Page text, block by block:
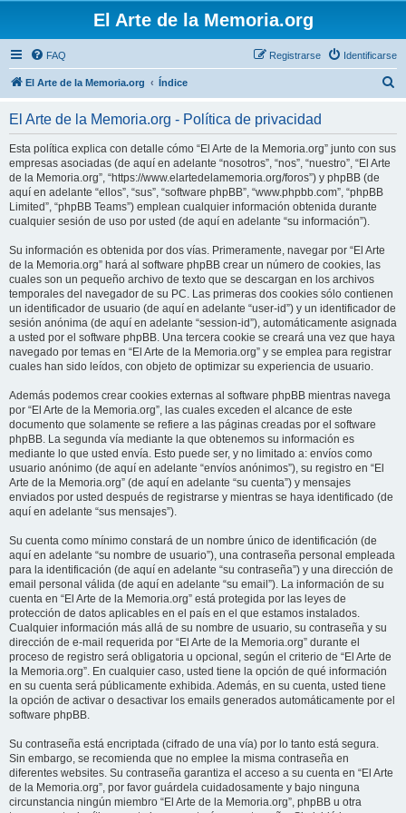
El Arte de la Memoria.org
FAQ Identificarse
Registrarse
El Arte de la Memoria.org Índice
El Arte de la Memoria.org - Política de privacidad
Esta política explica con detalle cómo “El Arte de la Memoria.org” junto con sus
empresas asociadas (de aquí en adelante “nosotros”, “nos”, “nuestro”, “El Arte
de la Memoria.org”, “https://www.elartedelamemoria.org/foros”) y phpBB (de
aquí en adelante “ellos”, “sus”, “software phpBB”, “www.phpbb.com”, “phpBB
Limited”, “phpBB Teams”) emplean cualquier información obtenida durante
cualquier sesión de uso por usted (de aquí en adelante “su información”).
Su información es obtenida por dos vías. Primeramente, navegar por “El Arte
de la Memoria.org” hará al software phpBB crear un número de cookies, las
cuales son un pequeño archivo de texto que se descargan en los archivos
temporales del navegador de su PC. Las primeras dos cookies sólo contienen
un identificador de usuario (de aquí en adelante “user-id”) y un identificador de
sesión anónima (de aquí en adelante “session-id”), automáticamente asignada
a usted por el software phpBB. Una tercera cookie se creará una vez que haya
navegado por temas en “El Arte de la Memoria.org” y se emplea para registrar
cuales han sido leídos, con objeto de optimizar su experiencia de usuario.
Además podemos crear cookies externas al software phpBB mientras navega
por “El Arte de la Memoria.org”, las cuales exceden el alcance de este
documento que solamente se refiere a las páginas creadas por el software
phpBB. La segunda vía mediante la que obtenemos su información es
mediante lo que usted envía. Esto puede ser, y no limitado a: envíos como
usuario anónimo (de aquí en adelante “envíos anónimos”), su registro en “El
Arte de la Memoria.org” (de aquí en adelante “su cuenta”) y mensajes
enviados por usted después de registrarse y mientras se haya identificado (de
aquí en adelante “sus mensajes”).
Su cuenta como mínimo constará de un nombre único de identificación (de
aquí en adelante “su nombre de usuario”), una contraseña personal empleada
para la identificación (de aquí en adelante “su contraseña”) y una dirección de
email personal válida (de aquí en adelante “su email”). La información de su
cuenta en “El Arte de la Memoria.org” está protegida por las leyes de
protección de datos aplicables en el país en el que estamos instalados.
Cualquier información más allá de su nombre de usuario, su contraseña y su
dirección de e-mail requerida por “El Arte de la Memoria.org” durante el
proceso de registro será obligatoria u opcional, según el criterio de “El Arte de
la Memoria.org”. En cualquier caso, usted tiene la opción de qué información
en su cuenta será públicamente exhibida. Además, en su cuenta, usted tiene
la opción de activar o desactivar los emails generados automáticamente por el
software phpBB.
Su contraseña está encriptada (cifrado de una vía) por lo tanto está segura.
Sin embargo, se recomienda que no emplee la misma contraseña en
diferentes websites. Su contraseña garantiza el acceso a su cuenta en “El Arte
de la Memoria.org”, por favor guárdela cuidadosamente y bajo ninguna
circunstancia ningún miembro “El Arte de la Memoria.org”, phpBB u otra